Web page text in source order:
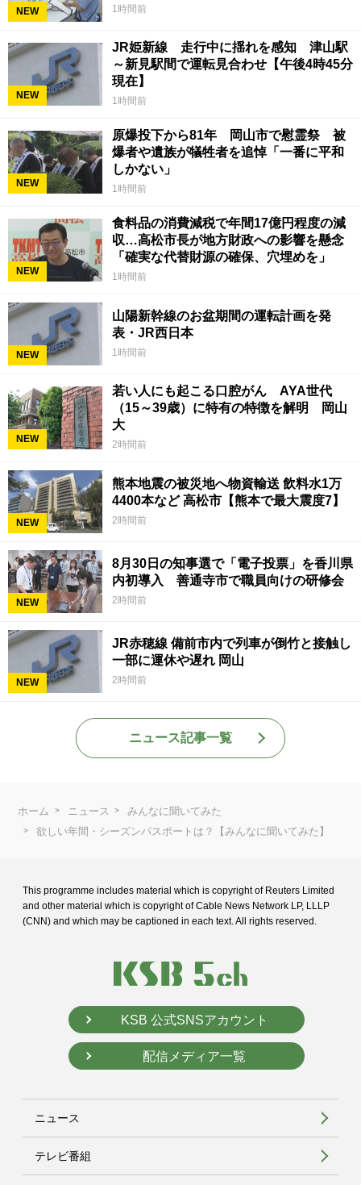
NEW 1時間前
NEW
JR姫新線 走行中に揺れを感知 津山駅
～新見駅間で運転見合わせ【午後4時45分
現在】
1時間前
NEW
原爆投下から81年 岡山市で慰霊祭 被
爆者や遺族が犠牲者を追悼「一番に平和
しかない」
1時間前
NEW
食料品の消費減税で年間17億円程度の減
収…高松市長が地方財政への影響を懸念
「確実な代替財源の確保、穴埋めを」
1時間前
NEW
山陽新幹線のお盆期間の運転計画を発
表・JR西日本
1時間前
NEW
若い人にも起こる口腔がん AYA世代
（15～39歳）に特有の特徴を解明 岡山
大
2時間前
NEW
熊本地震の被災地へ物資輸送 飲料水1万
4400本など 高松市【熊本で最大震度7】
2時間前
NEW
8月30日の知事選で「電子投票」を香川県
内初導入 善通寺市で職員向けの研修会
2時間前
NEW
JR赤穂線 備前市内で列車が倒竹と接触し
一部に運休や遅れ 岡山
2時間前
ニュース記事一覧
ホーム ニュース
みんなに聞いてみた
欲しい年間・シーズンパスポートは？【みんなに聞いてみた】
This programme includes material which is copyright of Reuters Limited
and other material which is copyright of Cable News Network LP, LLLP
(CNN) and which may be captioned in each text. All rights reserved.
KSB 公式SNSアカウント
配信メディア一覧
ニュース
テレビ番組